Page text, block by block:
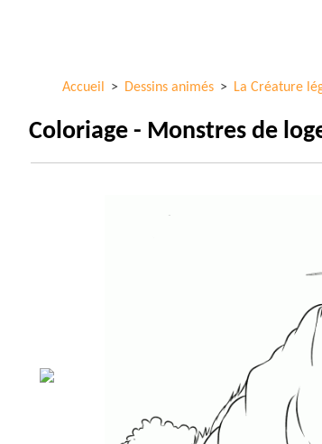
Accueil > Dessins animés > La Créature
Coloriage - Monstres de